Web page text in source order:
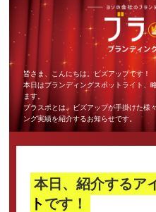
皆さま、こんにちは。ビズアップです！
本日はブランディングスポットライト、
ます。
ブラスポとは、ビズアップが手掛けた様
ング実績を紹介するお知らせです。
本日、紹介するア
トです！